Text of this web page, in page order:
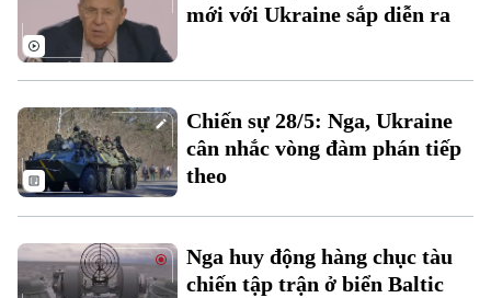
Liên hệ đường dây nóng (bấm để gọi)
Tòa soạn
0865.116.699 (hotline) 0865.116.699
mới với Ukraine sắp diễn ra
Chiến sự 28/5: Nga, Ukraine
cân nhắc vòng đàm phán tiếp
theo
Nga huy động hàng chục tàu
chiến tập trận ở biển Baltic